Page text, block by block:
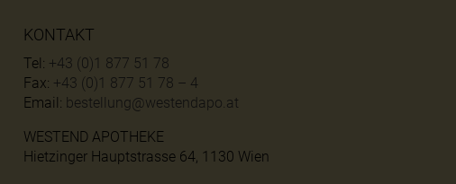
KONTAKT
Tel: +43 (0)1 877 51 78
Fax: +43 (0)1 877 51 78 – 4
Email: bestellung@westendapo.at
WESTEND APOTHEKE
Hietzinger Hauptstrasse 64, 1130 Wien